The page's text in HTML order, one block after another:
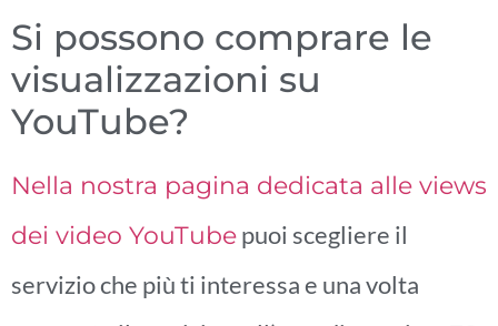
Si possono comprare le
visualizzazioni su
YouTube?
Nella nostra pagina dedicata alle views
dei video YouTubepuoi scegliere il
servizio che più ti interessa e una volta